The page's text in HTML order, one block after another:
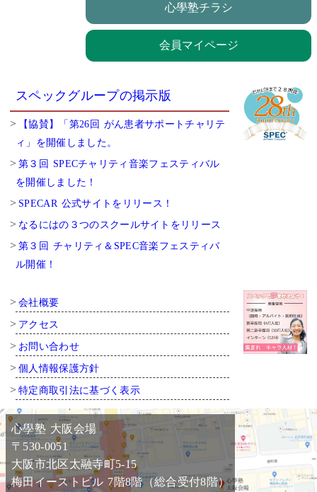
心學塾チラシ
会員マイページ
スペックグループの掲示版
【協賛】「第26回 がん患者サポートチャリテ
ィ」を開催しました。
第３回 SPECチャリティ音楽フェスティバル
を開催しました！
SPECAR 公式サイトをリリース！
なるにはの３つのスクールサイトをリリース
第３回 チャリティ＆SPEC音楽フェスティバ
ル開催！
会社概要
アクセス
お問い合わせ
個人情報保護方針
特定商取引法に基づく表示
心學塾 大阪会場
〒530-0051
大阪市北区太融寺町5-15
梅田イーストビル 7階8階（総合受付8階）